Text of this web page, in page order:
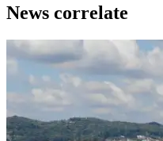
News correlate